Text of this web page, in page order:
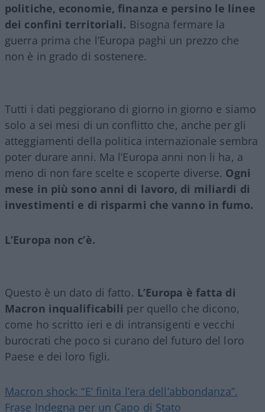
politiche, economie, finanza e persino le linee
dei confini territoriali. Bisogna fermare la
guerra prima che l’Europa paghi un prezzo che
non è in grado di sostenere.
Tutti i dati peggiorano di giorno in giorno e siamo
solo a sei mesi di un conflitto che, anche per gli
atteggiamenti della politica internazionale sembra
poter durare anni. Ma l’Europa anni non li ha, a
meno di non fare scelte e scoperte diverse. Ogni
mese in più sono anni di lavoro, di miliardi di
investimenti e di risparmi che vanno in fumo.
L’Europa non c’è.
Questo è un dato di fatto. L’Europa è fatta di
Macron inqualificabili per quello che dicono,
come ho scritto ieri e di intransigenti e vecchi
burocrati che poco si curano del futuro del loro
Paese e dei loro figli.
Macron shock: “E’ finita l’era dell’abbondanza”.
Frase Indegna per un Capo di Stato